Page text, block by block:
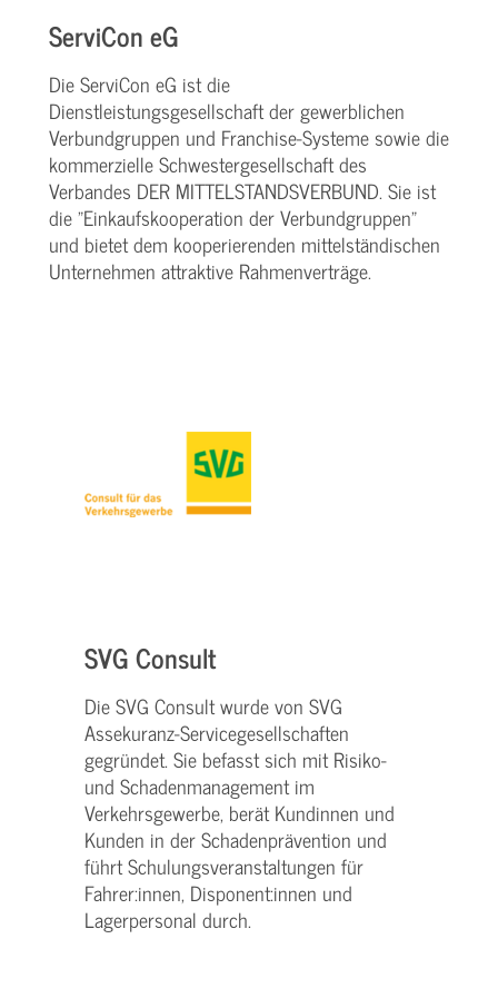
ServiCon eG
Die ServiCon eG ist die
Dienstleistungsgesellschaft der gewerblichen
Verbundgruppen und Franchise-Systeme sowie die
kommerzielle Schwestergesellschaft des
Verbandes DER MITTELSTANDSVERBUND. Sie ist
die "Einkaufskooperation der Verbundgruppen"
und bietet dem kooperierenden mittelständischen
Unternehmen attraktive Rahmenverträge.
SVG Consult
Die SVG Consult wurde von SVG
Assekuranz-Servicegesellschaften
gegründet. Sie befasst sich mit Risiko-
und Schadenmanagement im
Verkehrsgewerbe, berät Kundinnen und
Kunden in der Schadenprävention und
führt Schulungsveranstaltungen für
Fahrer:innen, Disponent:innen und
Lagerpersonal durch.